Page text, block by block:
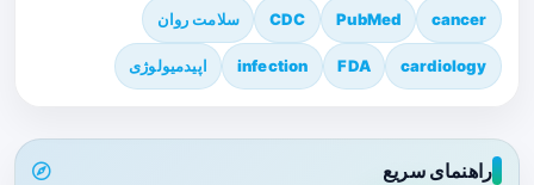
cancer
PubMed
CDC سلامت روان
cardiology
FDA
infection اپیدمیولوژی
راهنمای سریع